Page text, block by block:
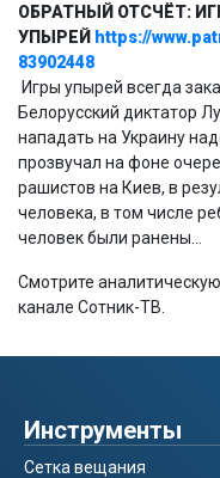
ОБРАТНЫЙ ОТСЧЁТ:
УПЫРЕЙ https://
83902448
Игры упырей всегда
Белорусский диктатор
нападать на Украину
прозвучал на фоне
рашистов на Киев, в
человека, в том числе
человек были ранены…
Смотрите
канале Сотник-ТВ.
Инструменты
Сетка вещания